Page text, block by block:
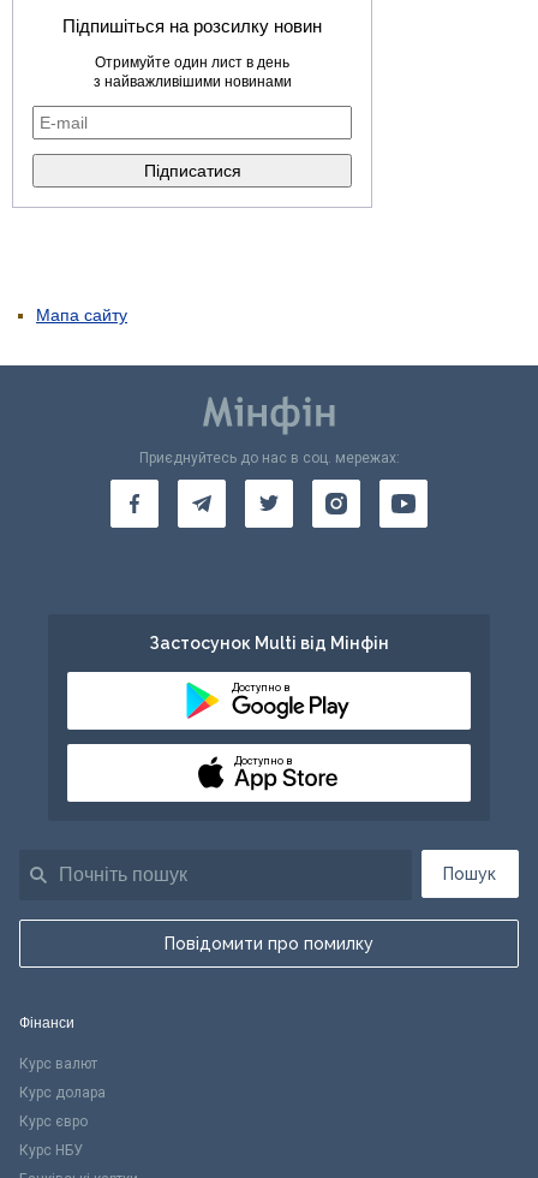
Підпишіться на розсилку новин
Отримуйте один лист в день
з найважливішими новинами
Мапа сайту
Пошук
Повідомити про помилку
Приєднуйтесь до нас в соц. мережах:
Застосунок Multi від Мінфін
Доступно в
Доступно в
Фінанси
Курс валют
Курс долара
Курс євро
Курс НБУ